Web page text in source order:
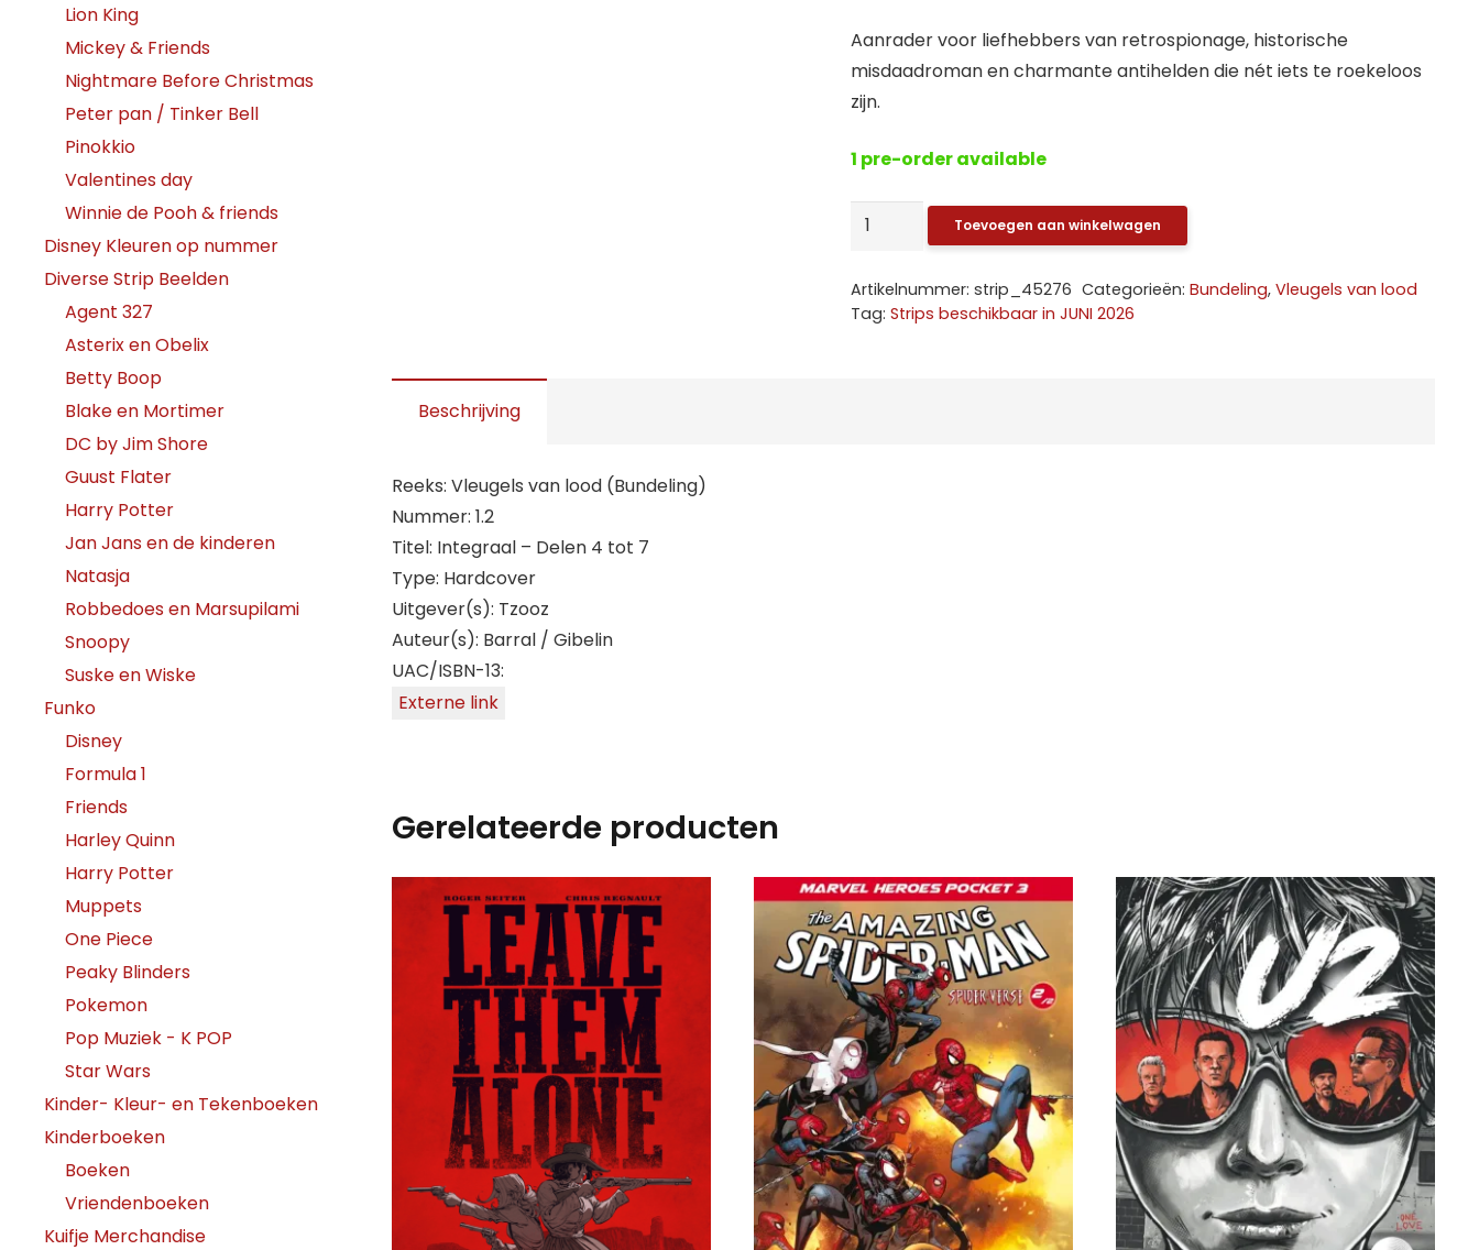
Aanrader voor liefhebbers van retrospionage, historische
misdaadroman en charmante antihelden die nét iets te roekeloos
zijn.
1 pre-order available
Vleugels
lood:
2.
Toevoegen aan winkelwagen
Artikelnummer:strip_45276 Categorieën: Bundeling, Vleugels van lood
Tag:Strips beschikbaar in JUNI 2026
Beschrijving
Reeks: Vleugels van lood (Bundeling)
Nummer: 1.2
Titel: Integraal – Delen 4 tot 7
Type: Hardcover
Uitgever(s): Tzooz
Auteur(s): Barral / Gibelin
UAC/ISBN-13:
Externe link
Gerelateerde producten
Lion King
Mickey & Friends
Nightmare Before Christmas
Peter pan / Tinker Bell
Pinokkio
Valentines day
Winnie de Pooh & friends
Disney Kleuren op nummer
Diverse Strip Beelden
Agent 327
Asterix en Obelix
Betty Boop
Blake en Mortimer
DC by Jim Shore
Guust Flater
Harry Potter
Jan Jans en de kinderen
Natasja
Robbedoes en Marsupilami
Snoopy
Suske en Wiske
Funko
Disney
Formula 1
Friends
Harley Quinn
Harry Potter
Muppets
One Piece
Peaky Blinders
Pokemon
Pop Muziek - K POP
Star Wars
Kinder- Kleur- en Tekenboeken
Kinderboeken
Boeken
Vriendenboeken
Kuifje Merchandise